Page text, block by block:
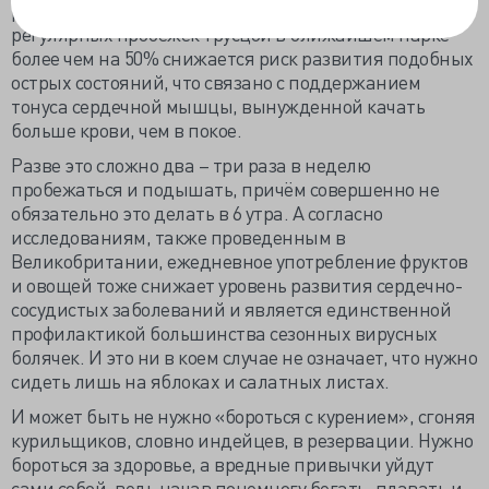
риска развития инсульта и инфаркта. При условии
регулярных пробежек трусцой в ближайшем парке
более чем на 50% снижается риск развития подобных
острых состояний, что связано с поддержанием
тонуса сердечной мышцы, вынужденной качать
больше крови, чем в покое.
Разве это сложно два – три раза в неделю
пробежаться и подышать, причём совершенно не
обязательно это делать в 6 утра. А согласно
исследованиям, также проведенным в
Великобритании, ежедневное употребление фруктов
и овощей тоже снижает уровень развития сердечно-
сосудистых заболеваний и является единственной
профилактикой большинства сезонных вирусных
болячек. И это ни в коем случае не означает, что нужно
сидеть лишь на яблоках и салатных листах.
И может быть не нужно «бороться с курением», сгоняя
курильщиков, словно индейцев, в резервации. Нужно
бороться за здоровье, а вредные привычки уйдут